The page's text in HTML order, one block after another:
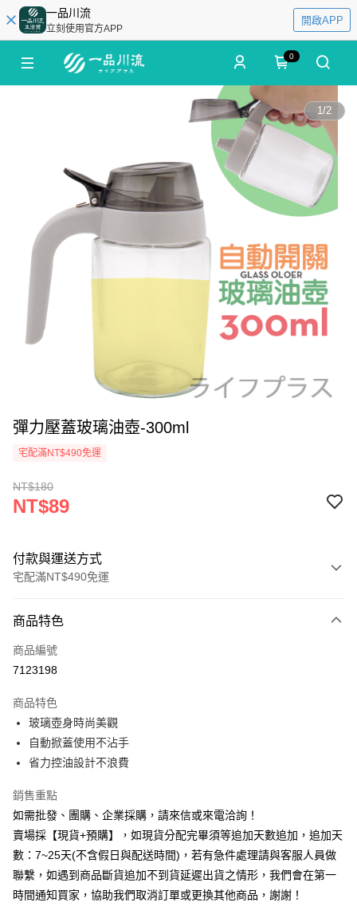
一品川流
立刻使用官方APP
開啟APP
0
1/2
彈力壓蓋玻璃油壺-300ml
宅配滿NT$490免運
NT$180
NT$89
付款與運送方式
宅配滿NT$490免運
信用卡一次付款
信用卡分期付款
合作金庫商業銀行
華南商業銀行
上海商業儲蓄銀行
國泰世華商業銀行
匯豐（台灣）商業銀行
聯邦商業銀行
遠東國際商業銀行
元大商業銀行
永豐商業銀行
台新國際商業銀行
中國信託商業銀行
台灣樂天信用卡公司
6 期 0 利率 每期
華南商業銀行
上海商業儲蓄銀行
臺灣中小企業銀行
匯豐（台灣）商業銀行
華泰商業銀行
聯邦商業銀行
遠東國際商業銀行
元大商業銀行
永豐商業銀行
玉山商業銀行
星展（台灣）商業銀行
台灣樂天信用卡公司
12 期 0 利率 每期
合作金庫商業銀行
上海商業儲蓄銀行
國泰世華商業銀行
兆豐國際商業銀行
臺灣中小企業銀行
台中商業銀行
匯豐（台灣）商業銀行
華泰商業銀行
聯邦商業銀行
遠東國際商業銀行
元大商業銀行
永豐商業銀行
玉山商業銀行
星展（台灣）商業銀行
LINE Pay
Apple Pay
街口支付
悠遊付
全盈+PAY
商品特色
商品編號
7123198
商品特色
玻璃壺身時尚美觀
自動掀蓋使用不沾手
省力控油設計不浪費
銷售重點
如需批發、團購、企業採購，請來信或來電洽詢！
賣場採【現貨+預購】，如現貨分配完畢須等追加天數追加，追加天
數：7~25天(不含假日與配送時間)，若有急件處理請與客服人員做
聯繫，如遇到商品斷貨追加不到貨延遲出貨之情形，我們會在第一
時間通知買家，協助我們取消訂單或更換其他商品，謝謝！